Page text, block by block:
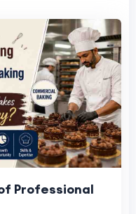
Professional